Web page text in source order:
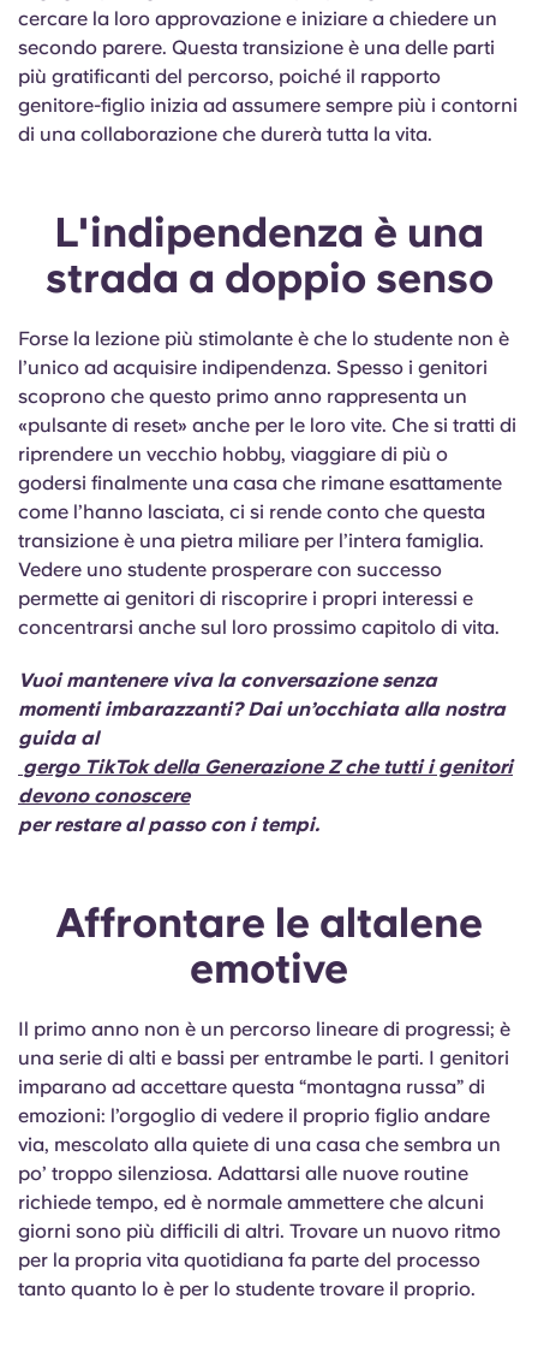
cercare la loro approvazione e iniziare a chiedere un
secondo parere. Questa transizione è una delle parti
più gratificanti del percorso, poiché il rapporto
genitore-figlio inizia ad assumere sempre più i contorni
di una collaborazione che durerà tutta la vita.
L'indipendenza è una
strada a doppio senso
Forse la lezione più stimolante è che lo studente non è
l’unico ad acquisire indipendenza. Spesso i genitori
scoprono che questo primo anno rappresenta un
«pulsante di reset» anche per le loro vite. Che si tratti di
riprendere un vecchio hobby, viaggiare di più o
godersi finalmente una casa che rimane esattamente
come l’hanno lasciata, ci si rende conto che questa
transizione è una pietra miliare per l’intera famiglia.
Vedere uno studente prosperare con successo
permette ai genitori di riscoprire i propri interessi e
concentrarsi anche sul loro prossimo capitolo di vita.
Vuoi mantenere viva la conversazione senza
momenti imbarazzanti? Dai un’occhiata alla nostra
guida al
gergo TikTok della Generazione Z che tutti i genitori
devono conoscere
per restare al passo con i tempi.
Affrontare le altalene
emotive
Il primo anno non è un percorso lineare di progressi; è
una serie di alti e bassi per entrambe le parti. I genitori
imparano ad accettare questa “montagna russa” di
emozioni: l’orgoglio di vedere il proprio figlio andare
via, mescolato alla quiete di una casa che sembra un
po’ troppo silenziosa. Adattarsi alle nuove routine
richiede tempo, ed è normale ammettere che alcuni
giorni sono più difficili di altri. Trovare un nuovo ritmo
per la propria vita quotidiana fa parte del processo
tanto quanto lo è per lo studente trovare il proprio.